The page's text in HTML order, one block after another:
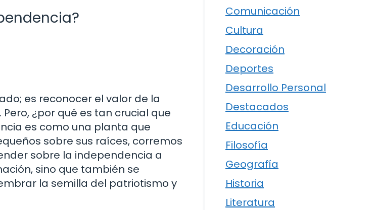
es reconocer el valor de la
¿por qué es tan crucial que
es como una planta que
sobre sus raíces, corremos
sobre la independencia a
sino que también se
la semilla del patriotismo y
Comunicación
Cultura
Decoración
Deportes
Desarrollo Personal
Destacados
Educación
Filosofía
Geografía
Historia
Literatura